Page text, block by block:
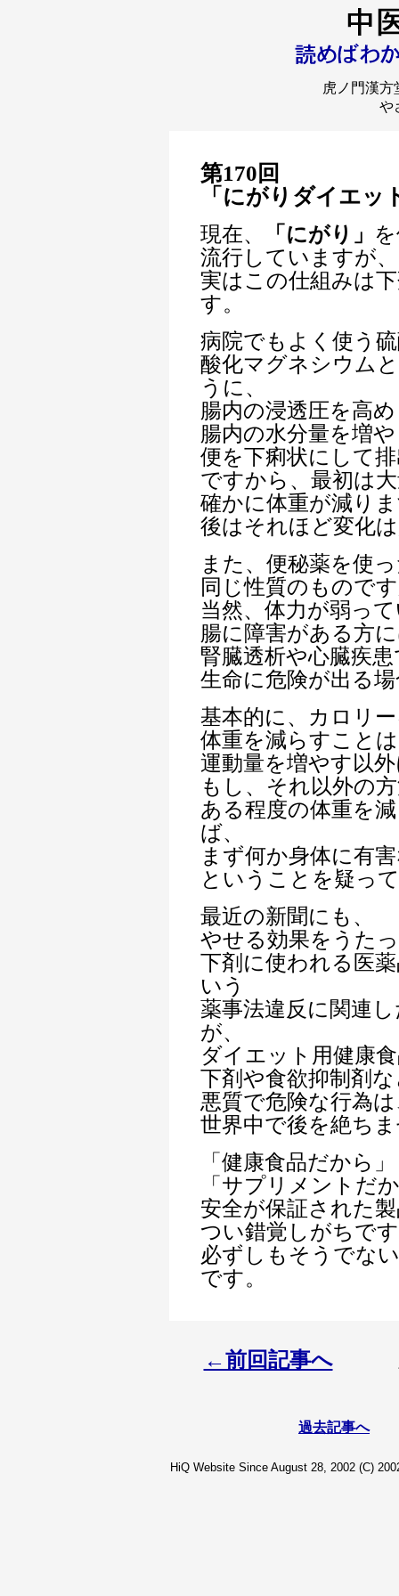
虎ノ門漢方
や
第170回
「にがりダイエッ
現在、 「にがり」
流行していますが、
実はこの仕組みは
す。
病院でもよく使う
酸化マグネシウム
うに、
腸内の浸透圧を高め
腸内の水分量を増
便を下痢状にして
ですから、最初は
確かに体重が減り
後はそれほど変化
また、便秘薬を使
同じ性質のもので
当然、体力が弱っ
腸に障害がある方
腎臓透析や心臓疾
生命に危険が出る
基本的に、カロリ
体重を減らすこと
運動量を増やす以
もし、それ以外の
ある程度の体重を
ば、
まず何か身体に有
ということを疑っ
最近の新聞にも、
やせる効果をうた
下剤に使われる医
いう
薬事法違反に関連
が、
ダイエット用健康
下剤や食欲抑制剤
悪質で危険な行為
世界中で後を絶ち
「健康食品だから」
「サプリメントだ
安全が保証された
つい錯覚しがちで
必ずしもそうでな
です。
←前回記事へ
過去記事へ
HiQ Website Since August 28, 2002 (C)